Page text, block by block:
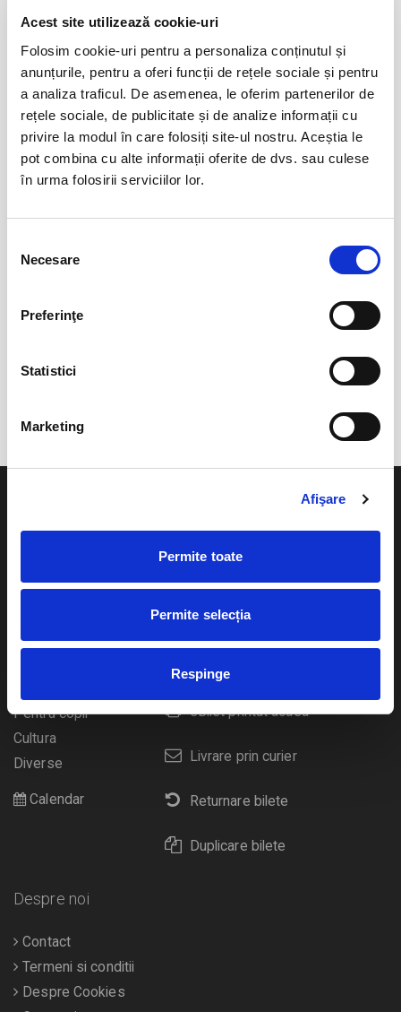
Acest site utilizează cookie-uri
Folosim cookie-uri pentru a personaliza conținutul și
anunțurile, pentru a oferi funcții de rețele sociale și pentru
a analiza traficul. De asemenea, le oferim partenerilor de
rețele sociale, de publicitate și de analize informații cu
privire la modul în care folosiți site-ul nostru. Aceștia le
pot combina cu alte informații oferite de dvs. sau culese
în urma folosirii serviciilor lor.
consimțământului
Necesare
Preferinţe
Statistici
Marketing
Afişare
Permite toate
Permite selecția
Respinge
teatrulnationaliasi.ro
anunta-ma pe email cand apare urmatorul eveniment la
Cum comand bilete?
Plata online sau cash
eBilet printat acasa
Livrare prin curier
Returnare bilete
Duplicare bilete
Concerte si
Pentru copii
Cultura
Diverse
Calendar
Despre noi
Contact
Termeni si conditii
Despre Cookies